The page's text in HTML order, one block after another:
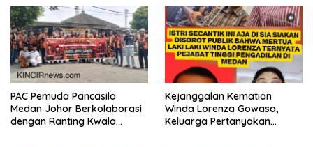
PAC Pemuda Pancasila
Medan Johor Berkolaborasi
dengan Ranting Kwala
Kejanggalan Kematian
Winda Lorenza Gowasa,
Keluarga Pertanyakan